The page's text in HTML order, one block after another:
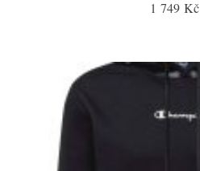
1 749 Kč